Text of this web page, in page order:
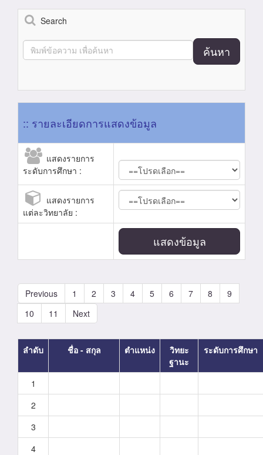
Search
ค้นหา
:: รายละเอียดการแสดงข้อมูล
แสดงรายการ
ระดับการศึกษา :
แสดงรายการ
แต่ละวิทยาลัย :
แสดงข้อมูล
Previous 1 2 3 4 5 6 7 8
9
10
11 Next
ลำดับ ชื่อ - สกุล ตำแหน่ง
วิทยะ
ฐานะ
ระดับการศึกษา
1
2
3
4